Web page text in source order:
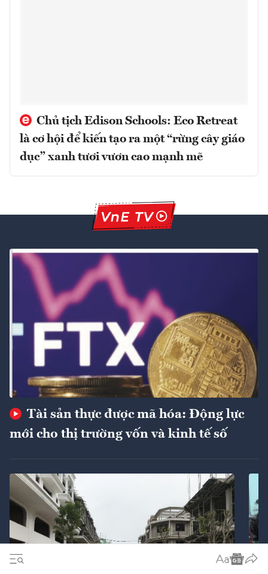
Chủ tịch Edison Schools: Eco Retreat
là cơ hội để kiến tạo ra một “rừng cây giáo
dục” xanh tươi vươn cao mạnh mẽ
Tài sản thực được mã hóa: Động lực
mới cho thị trường vốn và kinh tế số